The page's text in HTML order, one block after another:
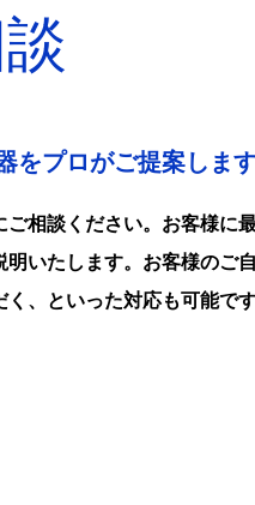
をプロがご提案します
相談ください。お客様に
いたします。お客様のご
、といった対応も可能です